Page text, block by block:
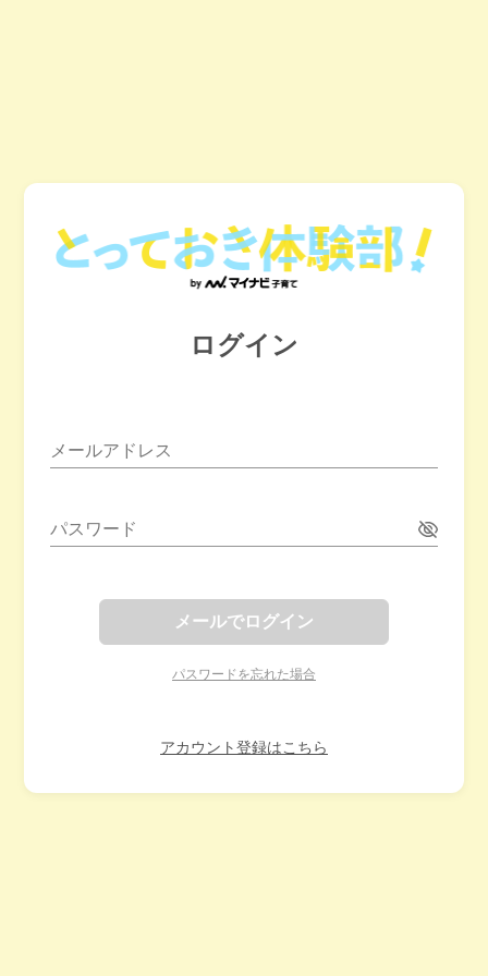
ログイン
メールアドレス
パスワード
メールでログイン
パスワードを忘れた場合
アカウント登録はこちら